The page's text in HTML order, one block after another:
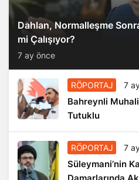
Dahlan, Normalleşme
mi Çalışıyor?
7 ay önce
RÖPORTAJ 7
Bahreynli
Tutuklu
RÖPORTAJ 7
Süleymani’nin
Damarlarında